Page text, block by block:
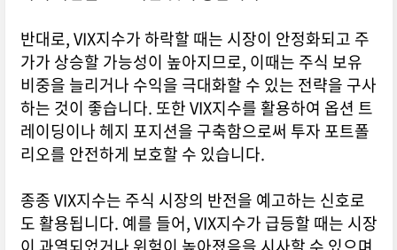
반대로, VIX지수가 하락할 때는 시장이 안정화되고 주
가가 상승할 가능성이 높아지므로, 이때는 주식 보유
비중을 늘리거나 수익을 극대화할 수 있는 전략을 구사
하는 것이 좋습니다. 또한 VIX지수를 활용하여 옵션 트
레이딩이나 헤지 포지션을 구축함으로써 투자 포트폴
리오를 안전하게 보호할 수 있습니다.
종종 VIX지수는 주식 시장의 반전을 예고하는 신호로
도 활용됩니다. 예를 들어, VIX지수가 급등할 때는 시장